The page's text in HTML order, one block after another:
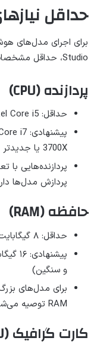
حداقل
Studio، حداقل مشخصات سخت‌افزاری زیر توصیه می‌شود:
پردازنده (CPU)
حداقل: Intel Core i5 نسل ۸ یا AMD Ryzen 5 2600
3700X یا جدیدتر
پردازنده‌هایی با
پردازش مدل‌ها
حافظه (RAM)
حداقل: ۸ گیگابایت RAM (برای مدل‌های سبک)
و سنگین)
RAM توصیه می‌شود.
کارت گرافیک (GPU)